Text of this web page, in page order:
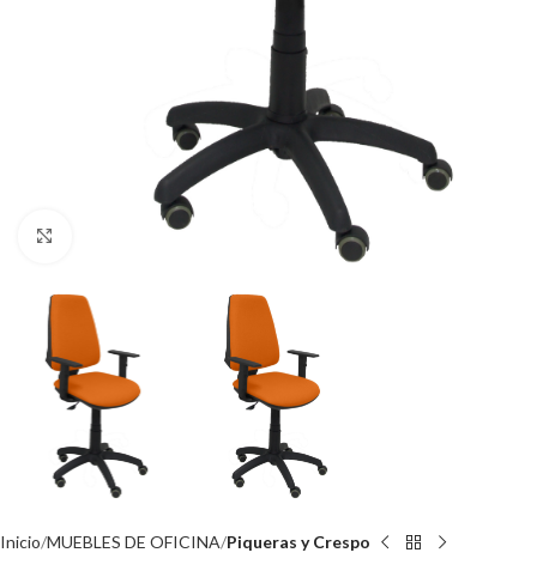
Click to enlarge
Inicio MUEBLES DE OFICINA Piqueras y Crespo